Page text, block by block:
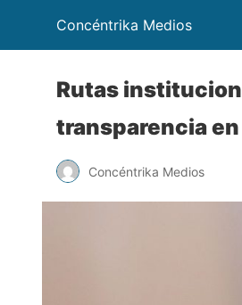
Concéntrika Medios
Rutas
transparencia
Concéntrika Medios